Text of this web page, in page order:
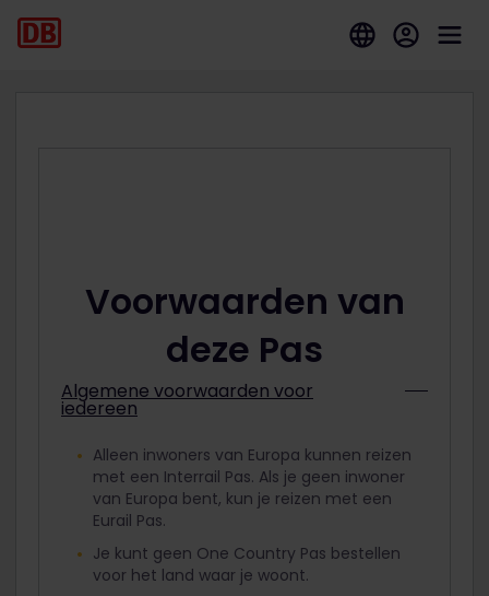
Voorwaarden van
deze Pas
Algemene voorwaarden voor
iedereen
Alleen inwoners van Europa kunnen reizen
met een Interrail Pas. Als je geen inwoner
van Europa bent, kun je reizen met een
Eurail Pas.
Je kunt geen One Country Pas bestellen
voor het land waar je woont.